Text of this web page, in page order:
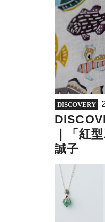
DISCOVERY
｜「紅
誠子